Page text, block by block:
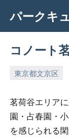
content
パークキ
コノート
東京都文京区
茗荷谷エリア
園・占春園・
を感じられる